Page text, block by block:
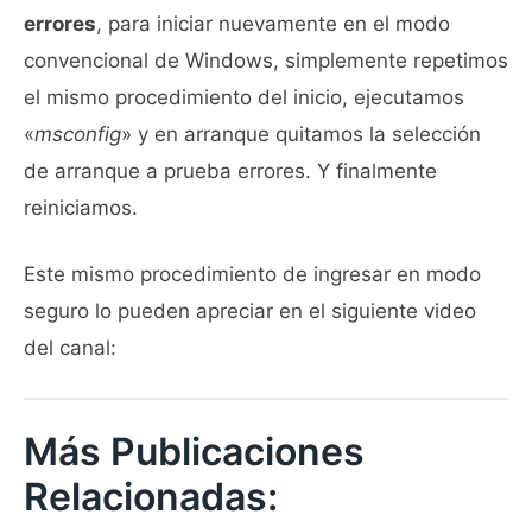
errores, para iniciar nuevamente en el modo
convencional de Windows, simplemente repetimos
el mismo procedimiento del inicio, ejecutamos
«msconfig» y en arranque quitamos la selección
de arranque a prueba errores. Y finalmente
reiniciamos.
Este mismo procedimiento de ingresar en modo
seguro lo pueden apreciar en el siguiente video
del canal:
Más Publicaciones
Relacionadas: